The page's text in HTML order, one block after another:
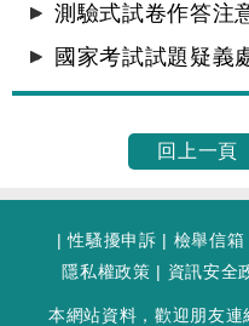
測驗式試卷作答注
國家考試試題疑義
回上一頁
|性騷擾申訴 | 檢舉信箱
隱私權政策 | 資訊安全
本網站資料，歡迎朋友